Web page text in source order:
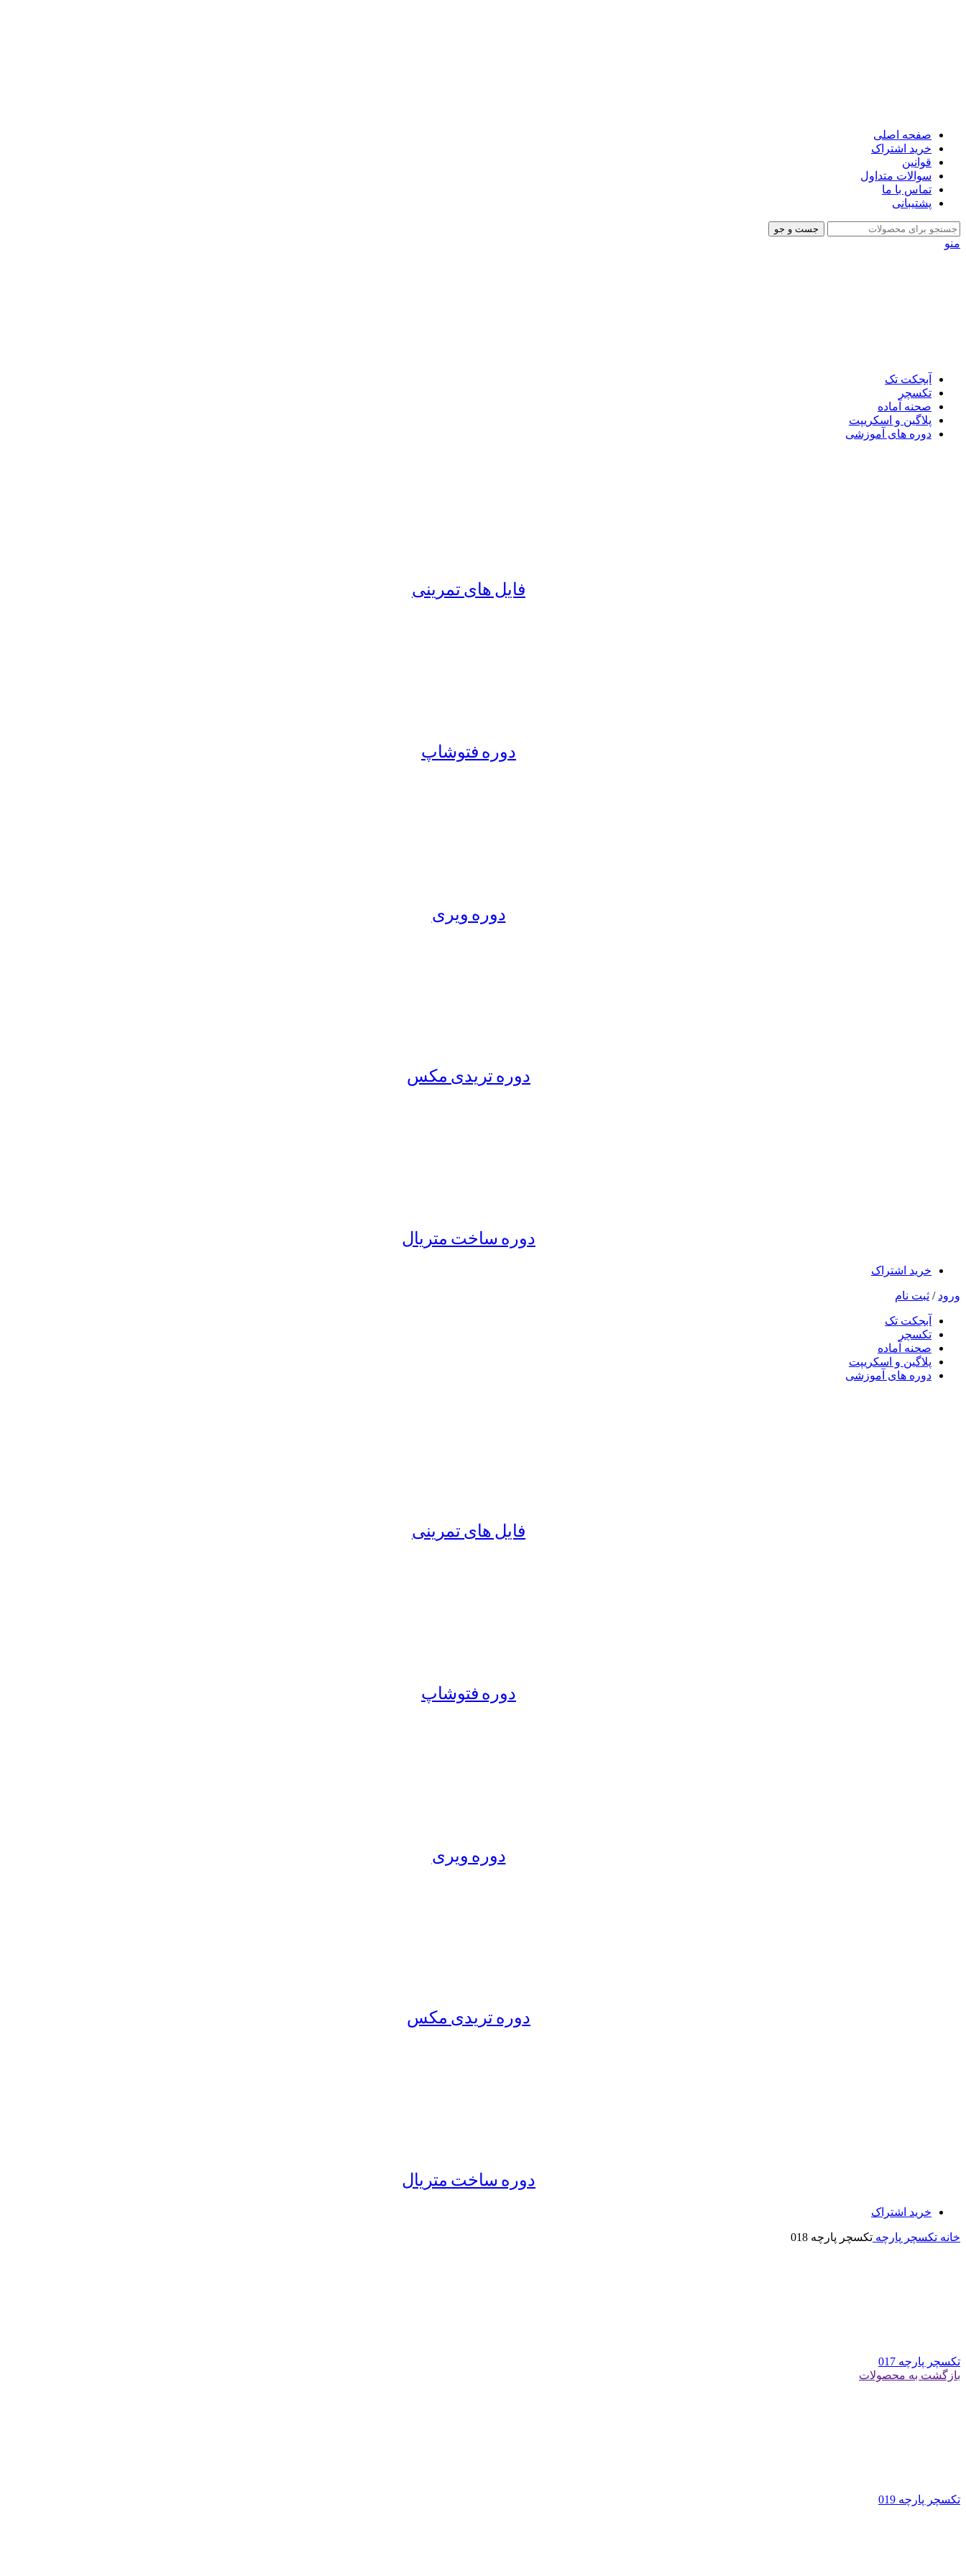
صفحه اصلی
خرید اشتراک
قوانین
سوالات متداول
تماس با ما
پشتیبانی
جست و جو
منو
آبجکت تک
تکسچر
صحنه آماده
پلاگین و اسکریپت
دوره های آموزشی
فایل های تمرینی
دوره فتوشاپ
دوره ویری
دوره تریدی مکس
دوره ساخت متریال
خرید اشتراک
ورود / ثبت نام
آبجکت تک
تکسچر
صحنه آماده
پلاگین و اسکریپت
دوره های آموزشی
فایل های تمرینی
دوره فتوشاپ
دوره ویری
دوره تریدی مکس
دوره ساخت متریال
خرید اشتراک
خانه تکسچر پارچه تکسچر پارچه 018
تکسچر پارچه 017
بازگشت به محصولات
تکسچر پارچه 019